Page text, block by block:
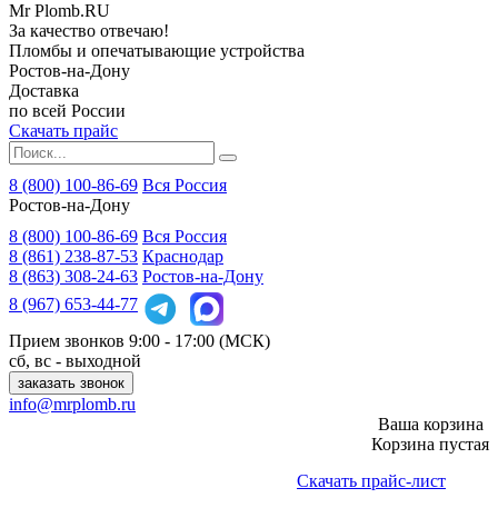
MrPlomb.RU
За качество отвечаю!
Пломбы и опечатывающие устройства
Ростов-на-Дону
Доставка
по всей России
Скачать прайс
8 (800) 100-86-69 Вся Россия
Ростов-на-Дону
8 (800) 100-86-69 Вся Россия
8 (861) 238-87-53 Краснодар
8 (863) 308-24-63 Ростов-на-Дону
8 (967) 653-44-77
Прием звонков 9:00 - 17:00 (МСК)
сб, вс - выходной
заказать звонок
info@mrplomb.ru
Ваша корзина
Корзина пустая
Скачать прайс-лист